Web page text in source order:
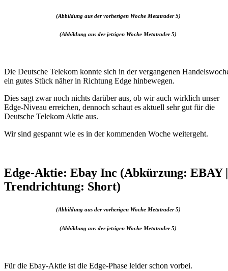
(Abbildung aus der vorherigen Woche Metatrader 5)
(Abbildung aus der jetzigen Woche Metatrader 5)
Die Deutsche Telekom konnte sich in der vergangenen
ein gutes Stück näher in Richtung Edge hinbewegen.
Dies sagt zwar noch nichts darüber aus, ob wir auch wirklich unser
Edge-Niveau erreichen, dennoch schaut es aktuell sehr gut für die
Deutsche Telekom Aktie aus.
Wir sind gespannt wie es in der kommenden Woche weitergeht.
Edge-Aktie: Ebay Inc (Abkürzung: EBAY |
Trendrichtung: Short)
(Abbildung aus der vorherigen Woche Metatrader 5)
(Abbildung aus der jetzigen Woche Metatrader 5)
Für die Ebay-Aktie ist die Edge-Phase leider schon vorbei.